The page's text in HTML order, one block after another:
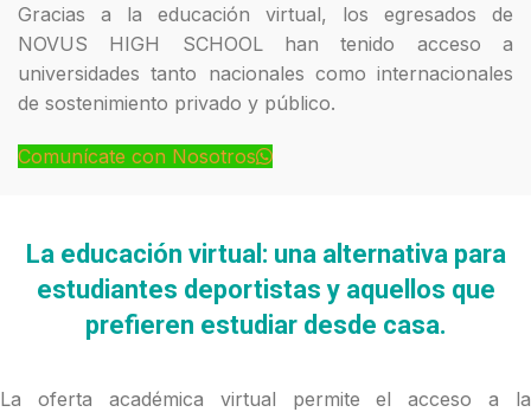
Gracias a la educación virtual, los egresados de
NOVUS HIGH SCHOOL han tenido acceso a
universidades tanto nacionales como internacionales
de sostenimiento privado y público.
Comunícate con Nosotros
La educación virtual: una alternativa para
estudiantes deportistas y aquellos que
prefieren estudiar desde casa.
La oferta académica virtual permite el acceso a la